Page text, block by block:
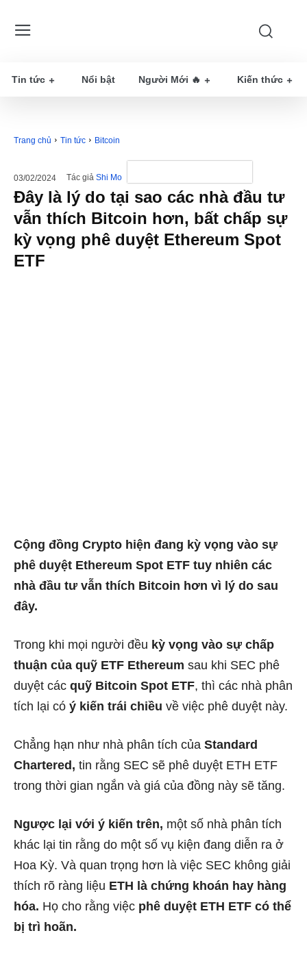
Tin tức Nổi bật Người Mới 🔥 Kiến thức
Trang chủ Tin tức Bitcoin
03/02/2024 Tác giả Shi Mo
Đây là lý do tại sao các nhà đầu tư
vẫn thích Bitcoin hơn, bất chấp sự
kỳ vọng phê duyệt Ethereum Spot
ETF
Cộng đồng Crypto hiện đang kỳ vọng vào sự
phê duyệt Ethereum Spot ETF tuy nhiên các
nhà đầu tư vẫn thích Bitcoin hơn vì lý do sau
đây.
Trong khi mọi người đều kỳ vọng vào sự chấp
thuận của quỹ ETF Ethereum sau khi SEC phê
duyệt các quỹ Bitcoin Spot ETF, thì các nhà phân
tích lại có ý kiến ​​trái chiều về việc phê duyệt này.
Chẳng hạn như nhà phân tích của Standard
Chartered, tin rằng SEC sẽ phê duyệt ETH ETF
trong thời gian ngắn và giá của đồng này sẽ tăng.
Ngược lại với ý kiến trên, một số nhà phân tích
khác lại tin rằng do một số vụ kiện đang diễn ra ở
Hoa Kỳ. Và quan trọng hơn là việc SEC không giải
thích rõ ràng liệu ETH là chứng khoán hay hàng
hóa. Họ cho rằng việc phê duyệt ETH ETF có thể
bị trì hoãn.